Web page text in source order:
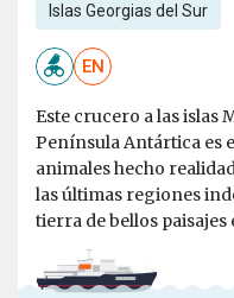
Islas Georgias del Sur
EN
Este crucero a las islas
Península Antártica es
animales hecho
las últimas regiones
tierra de bellos paisajes